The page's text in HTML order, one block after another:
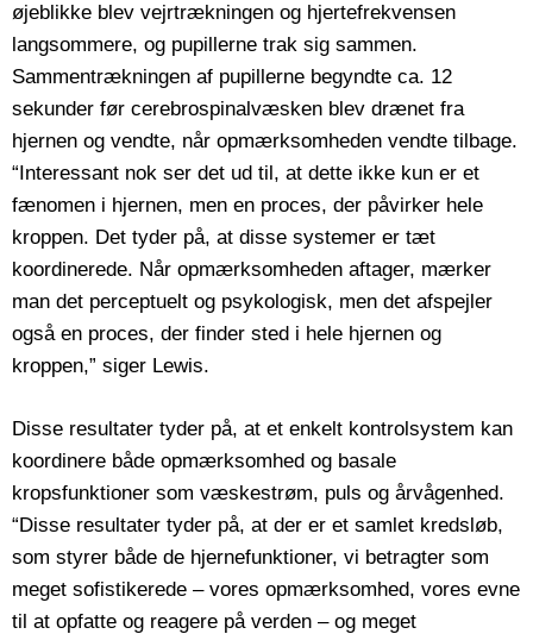
øjeblikke blev vejrtrækningen og hjertefrekvensen
langsommere, og pupillerne trak sig sammen.
Sammentrækningen af pupillerne begyndte ca. 12
sekunder før cerebrospinalvæsken blev drænet fra
hjernen og vendte, når opmærksomheden vendte tilbage.
“Interessant nok ser det ud til, at dette ikke kun er et
fænomen i hjernen, men en proces, der påvirker hele
kroppen. Det tyder på, at disse systemer er tæt
koordinerede. Når opmærksomheden aftager, mærker
man det perceptuelt og psykologisk, men det afspejler
også en proces, der finder sted i hele hjernen og
kroppen,” siger Lewis.
Disse resultater tyder på, at et enkelt kontrolsystem kan
koordinere både opmærksomhed og basale
kropsfunktioner som væskestrøm, puls og årvågenhed.
“Disse resultater tyder på, at der er et samlet kredsløb,
som styrer både de hjernefunktioner, vi betragter som
meget sofistikerede – vores opmærksomhed, vores evne
til at opfatte og reagere på verden – og meget